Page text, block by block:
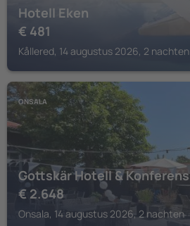
Hotell Eken
€ 481
Kållered, 14 augustus 2026, 2 nachten
ONSALA
Gottskär Hotell & Konferens
€ 2.648
Onsala, 14 augustus 2026, 2 nachten